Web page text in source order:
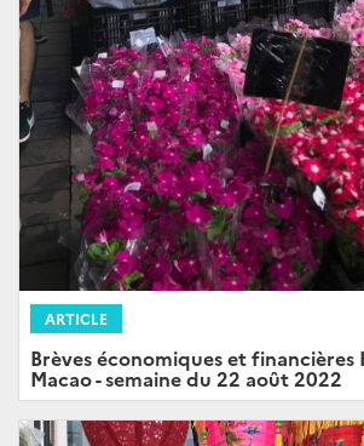
ARTICLE
Brèves économiques et financières
Macao - semaine du 22 août 2022